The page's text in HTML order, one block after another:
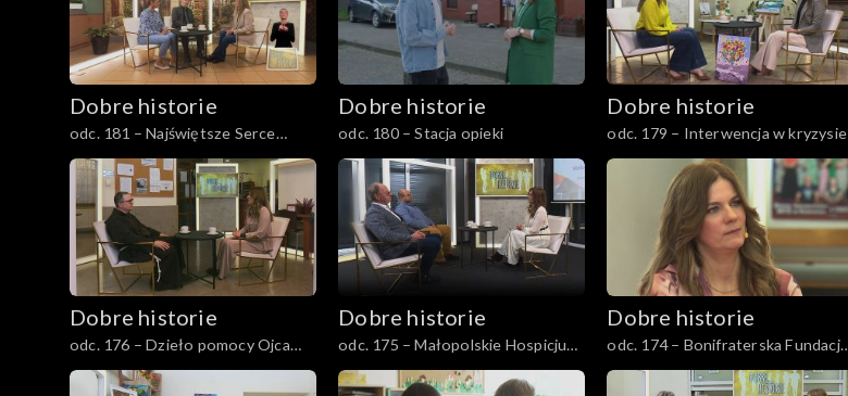
Dobre historie
odc. 181 – Najświętsze Serce
Jezusa w Rudzie Śląskiej
Dobre historie
odc. 180 – Stacja opieki
Dobre historie
odc. 179 – Interwencja w kryzysie
Dobre historie
odc. 176 – Dzieło pomocy Ojca
Pio
Dobre historie
odc. 175 – Małopolskie Hospicjum
dla Dzieci
Dobre historie
odc. 174 – Bonifraterska Fundacja
Dobroczynna